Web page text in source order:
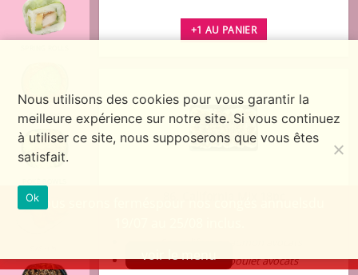
CHIRASHI
+1 AU PANIER
6pc californiapoulet avocats
Nous utilisons des cookies pour vous garantir la
meilleure expérience sur notre site. Si vous continuez
à utiliser ce site, nous supposerons que vous êtes
satisfait.
OkNous serons ferméspour nos congés annuelsdu
voir le menu